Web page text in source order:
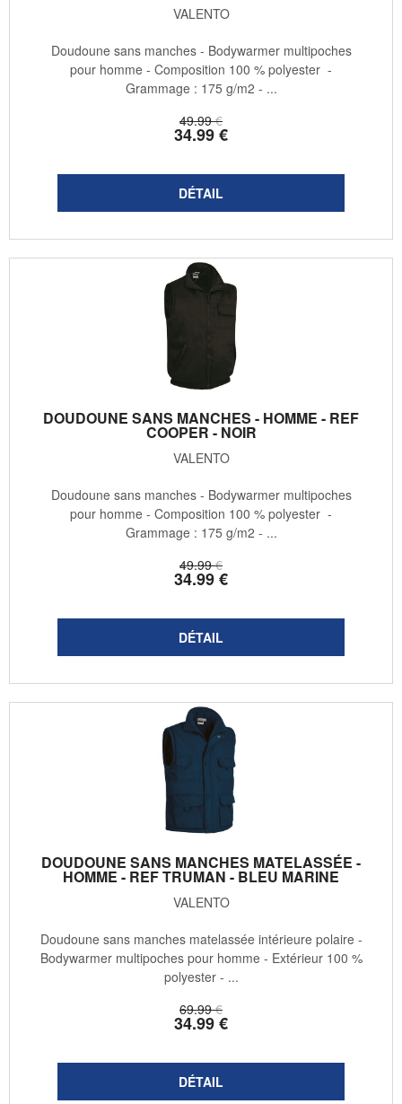
VALENTO
49.99 €
34.99€
Doudoune sans manches - Bodywarmer multipoches
pour homme - Composition 100 % polyester -
Grammage : 175 g/m2 - ...
DOUDOUNE SANS MANCHES - HOMME - REF
COOPER - NOIR
VALENTO
49.99 €
34.99€
Doudoune sans manches - Bodywarmer multipoches
pour homme - Composition 100 % polyester -
Grammage : 175 g/m2 - ...
DOUDOUNE SANS MANCHES MATELASSÉE -
HOMME - REF TRUMAN - BLEU MARINE
VALENTO
69.99 €
34.99€
Doudoune sans manches matelassée intérieure polaire -
Bodywarmer multipoches pour homme - Extérieur 100 %
polyester - ...